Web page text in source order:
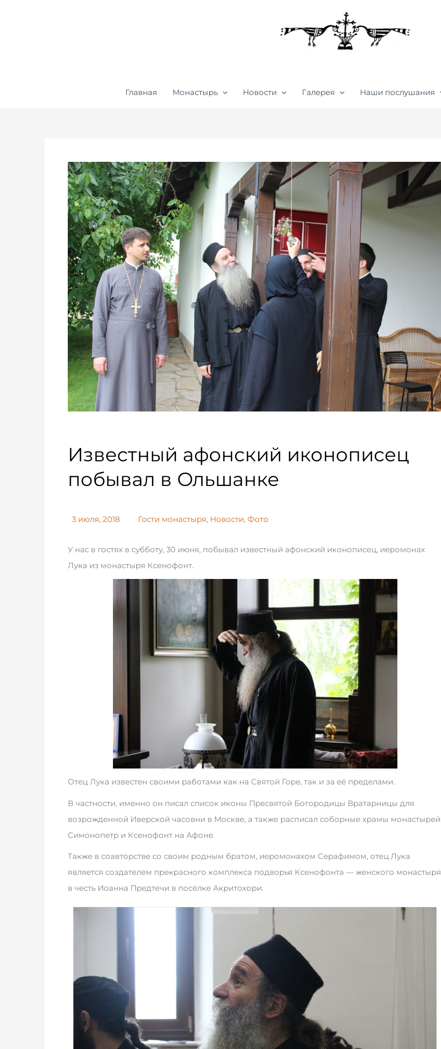
Главная Монастырь Новости Галерея Наши послушания
Известный афонский иконописец
побывал в Ольшанке
3 июля, 2018 Гости монастыря, Новости, Фото
У нас в гостях в субботу, 30 июня, побывал известный афонский иконописец, иеромонах
Лука из монастыря Ксенофонт.
Отец Лука известен своими работами как на Святой Горе, так и за её пределами.
В частности, именно он писал список иконы Пресвятой Богородицы Вратарницы для
возрожденной Иверской часовни в Москве, а также расписал соборные храмы монастырей
Симонопетр и Ксенофонт на Афоне.
Также в соавторстве со своим родным братом, иеромонахом Серафимом, отец Лука
является создателем прекрасного комплекса подворья Ксенофонта — женского монастыря
в честь Иоанна Предтечи в посёлке Акритохори.